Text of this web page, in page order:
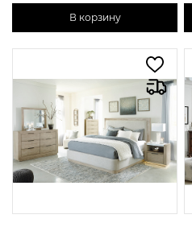
В корзину